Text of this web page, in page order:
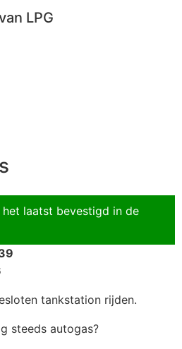
LPG
laatst bevestigd in de
tankstation rijden.
steeds autogas?